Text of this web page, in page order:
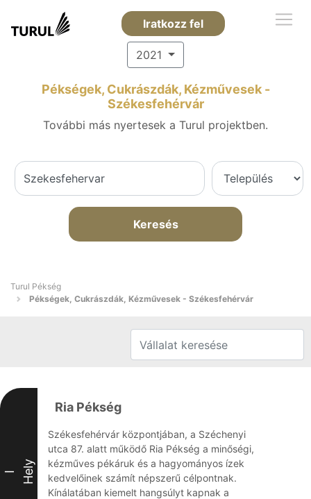
Iratkozz fel
2021
Pékségek, Cukrászdák, Kézművesek -
Székesfehérvár
További más nyertesek a Turul projektben.
Keresés
Turul Pékség
Pékségek, Cukrászdák, Kézművesek - Székesfehérvár
I Hely
Ria Pékség
Székesfehérvár központjában, a Széchenyi
utca 87. alatt működő Ria Pékség a minőségi,
kézműves pékáruk és a hagyományos ízek
kedvelőinek számít népszerű célpontnak.
Kínálatában kiemelt hangsúlyt kapnak a